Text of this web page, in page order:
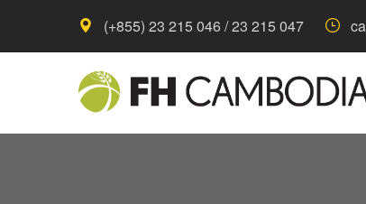
(+855) 23 215 046 / 23 215 047